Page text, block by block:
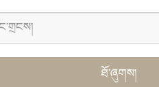
ཐོ་ཞུགས།